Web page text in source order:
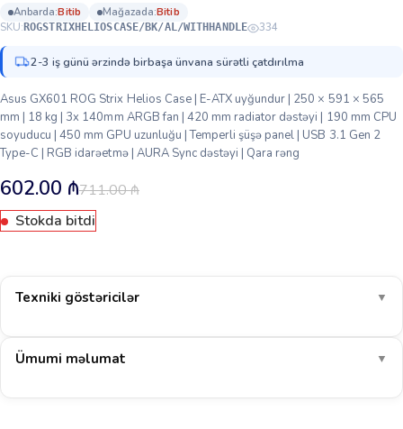
anbarda: bi̇ti̇b mağazada: bi̇ti̇b
SKU: ROGSTRIXHELIOSCASE/BK/AL/WITHHANDLE 334
2-3 iş günü ərzində birbaşa ünvana sürətli çatdırılma
Asus GX601 ROG Strix Helios Case | E-ATX uyğundur | 250 × 591 × 565
mm | 18 kg | 3x 140mm ARGB fan | 420 mm radiator dəstəyi | 190 mm CPU
soyuducu | 450 mm GPU uzunluğu | Temperli şüşə panel | USB 3.1 Gen 2
Type-C | RGB idarəetmə | AURA Sync dəstəyi | Qara rəng
711.00₼
602.00 ₼
Stokda bitdi
Texniki göstəricilər ▼
Ümumi məlumat ▼